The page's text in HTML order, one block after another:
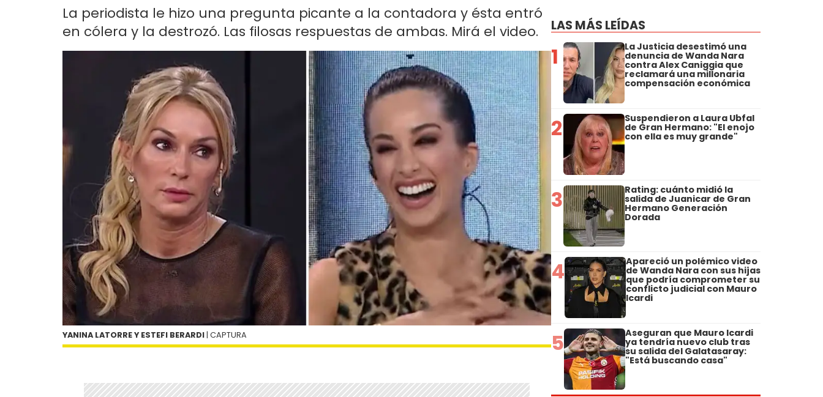
La periodista le hizo una pregunta picante a la contadora y ésta entró
en cólera y la destrozó. Las filosas respuestas de ambas. Mirá el video.
YANINA LATORRE Y ESTEFI BERARDI | CAPTURA
LAS MÁS LEÍDAS
1 La Justicia desestimó una
denuncia de Wanda Nara
contra Alex Caniggia que
reclamará una millonaria
compensación económica
2 Suspendieron a Laura Ubfal
de Gran Hermano: "El enojo
con ella es muy grande"
3 Rating: cuánto midió la
salida de Juanicar de Gran
Hermano Generación
Dorada
4 Apareció un polémico video
de Wanda Nara con sus hijas
que podría comprometer su
conflicto judicial con Mauro
Icardi
5 Aseguran que Mauro Icardi
ya tendría nuevo club tras
su salida del Galatasaray:
"Está buscando casa"